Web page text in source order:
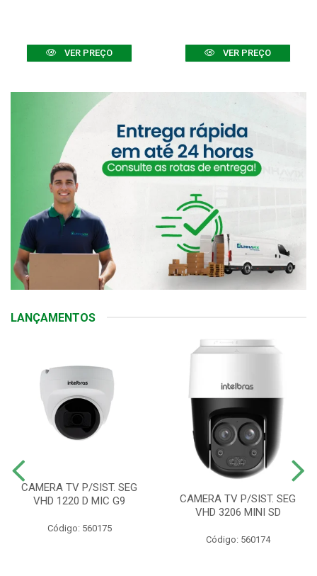
VER PREÇO VER PREÇO
LANÇAMENTOS
CAMERA TV P/SIST. SEG
VHD 1220 D MIC G9
Código: 560175
CAMERA TV P/SIST. SEG
VHD 3206 MINI SD
Código: 560174